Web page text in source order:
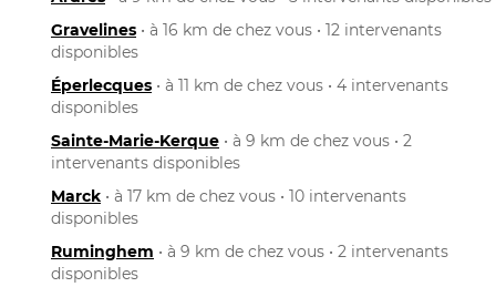
Gravelines • à 16 km de chez vous • 12 intervenants
disponibles
Éperlecques • à 11 km de chez vous • 4 intervenants
disponibles
Sainte-Marie-Kerque • à 9 km de chez vous • 2
intervenants disponibles
Marck • à 17 km de chez vous • 10 intervenants
disponibles
Ruminghem • à 9 km de chez vous • 2 intervenants
disponibles